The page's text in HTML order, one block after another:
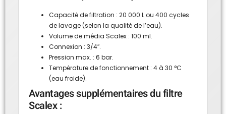
Capacité de filtration : 20 000 L ou 400 cycles
de lavage (selon la qualité de l’eau).
Volume de média Scalex : 100 ml.
Connexion : 3/4″.
Pression max. : 6 bar.
Température de fonctionnement : 4 à 30 °C
(eau froide).
Avantages supplémentaires du filtre
Scalex :